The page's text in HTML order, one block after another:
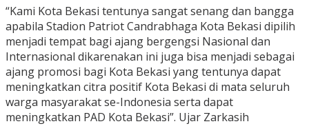
“Kami Kota Bekasi tentunya sangat senang dan bangga
apabila Stadion Patriot Candrabhaga Kota Bekasi dipilih
menjadi tempat bagi ajang bergengsi Nasional dan
Internasional dikarenakan ini juga bisa menjadi sebagai
ajang promosi bagi Kota Bekasi yang tentunya dapat
meningkatkan citra positif Kota Bekasi di mata seluruh
warga masyarakat se-Indonesia serta dapat
meningkatkan PAD Kota Bekasi”. Ujar Zarkasih